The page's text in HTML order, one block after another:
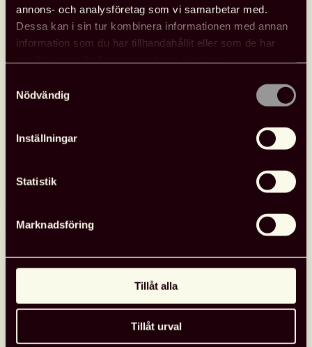
annons- och analysföretag som vi samarbetar med.
Dessa kan i sin tur kombinera informationen med annan
information som du har tillhandahållit eller som de har
Nödvändig
Inställningar
Statistik
Marknadsföring
Tillåt alla
Tillåt urval
Här kan du läsa mer om konferensen,
öppnas i nytt fönster!
Fler nyheter